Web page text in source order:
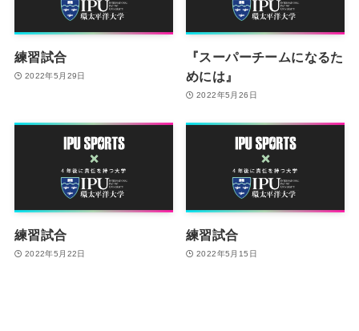
練習試合
2022年5月29日
『スーパーチームになるた
めには』
2022年5月26日
練習試合
2022年5月22日
練習試合
2022年5月15日